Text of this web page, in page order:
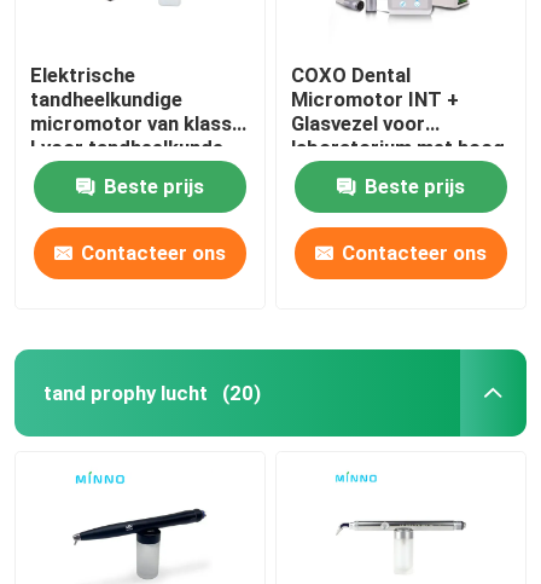
Elektrische
tandheelkundige
micromotor van klasse
I voor tandheelkunde
120 W
Beste prijs
Contacteer ons
COXO Dental
Micromotor INT +
Glasvezel voor
laboratorium met hoog
koppel
Beste prijs
Contacteer ons
tand prophy lucht (20)